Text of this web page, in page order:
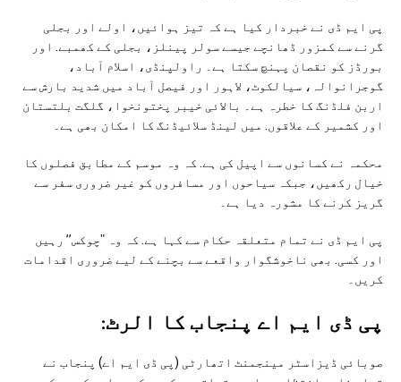
پی ایم ڈی نے خبردار کیا ہے کہ تیز ہوائیں، اولے اور بجلی
گرنے سے کمزور ڈھانچے جیسے سولر پینلز، بجلی کے کھمبے. اور
بورڈز کو نقصان پہنچ سکتا ہے۔ راولپنڈی، اسلام آباد،
گوجرانوالہ، سیالکوٹ، لاہور اور فیصل آباد میں شدید بارش سے
اربن فلڈنگ کا خطرہ ہے۔ بالائی خیبر پختونخوا، گلگت بلتستان
اور کشمیر کے علاقوں. میں لینڈ سلائیڈنگ کا امکان بھی ہے۔
محکمہ نے کسانوں سے اپیل کی ہے. کہ وہ موسم کے مطابق فصلوں کا
خیال رکھیں، جبکہ سیاحوں اور مسافروں کو غیر ضروری سفر سے
گریز کرنے کا مشورہ دیا ہے۔
پی ایم ڈی نے تمام متعلقہ حکام سے کہا ہے. کہ وہ "چوکس” رہیں
اور کسی. بھی ناخوشگوار واقعے سے بچنے کے لیے ضروری اقدامات
کریں۔
پی ڈی ایم اے پنجاب کا الرٹ:
صوبائی ڈیزاسٹر مینجمنٹ اتھارٹی (پی ڈی ایم اے) پنجاب نے